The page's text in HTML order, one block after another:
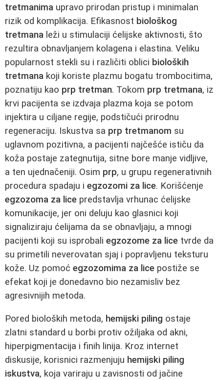
tretmanima upravo prirodan pristup i minimalan
rizik od komplikacija. Efikasnost biološkog
tretmana leži u stimulaciji ćelijske aktivnosti, što
rezultira obnavljanjem kolagena i elastina. Veliku
popularnost stekli su i različiti oblici bioloških
tretmana koji koriste plazmu bogatu trombocitima,
poznatiju kao prp tretman. Tokom prp tretmana, iz
krvi pacijenta se izdvaja plazma koja se potom
injektira u ciljane regije, podstičući prirodnu
regeneraciju. Iskustva sa prp tretmanom su
uglavnom pozitivna, a pacijenti najčešće ističu da
koža postaje zategnutija, sitne bore manje vidljive,
a ten ujednačeniji. Osim prp, u grupu regenerativnih
procedura spadaju i egzozomi za lice. Korišćenje
egzozoma za lice predstavlja vrhunac ćelijske
komunikacije, jer oni deluju kao glasnici koji
signaliziraju ćelijama da se obnavljaju, a mnogi
pacijenti koji su isprobali egzozome za lice tvrde da
su primetili neverovatan sjaj i popravljenu teksturu
kože. Uz pomoć egzozomima za lice postiže se
efekat koji je donedavno bio nezamisliv bez
agresivnijih metoda.
Pored bioloških metoda, hemijski piling ostaje
zlatni standard u borbi protiv ožiljaka od akni,
hiperpigmentacija i finih linija. Kroz internet
diskusije, korisnici razmenjuju hemijski piling
iskustva, koja variraju u zavisnosti od jačine